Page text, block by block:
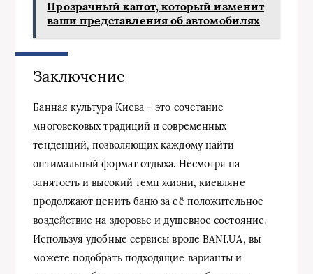
Прозрачный капот, который изменит
ваши представления об автомобилях
Заключение
Банная культура Киева – это сочетание
многовековых традиций и современных
тенденций, позволяющих каждому найти
оптимальный формат отдыха. Несмотря на
занятость и высокий темп жизни, киевляне
продолжают ценить баню за её положительное
воздействие на здоровье и душевное состояние.
Используя удобные сервисы вроде BANI.UA, вы
можете подобрать подходящие варианты и